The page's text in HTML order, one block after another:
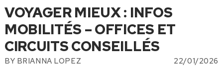
VOYAGER MIEUX : INFOS
MOBILITÉS – OFFICES ET
CIRCUITS CONSEILLÉS
BY BRIANNA LOPEZ 22/01/2026